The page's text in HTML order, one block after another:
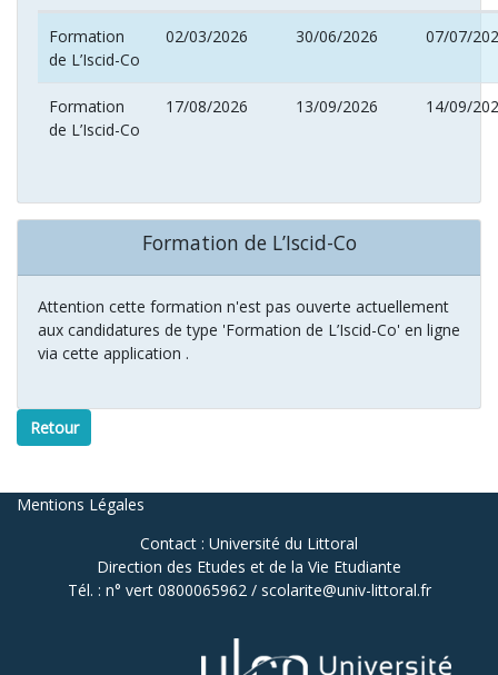
Formation
de L’Iscid-Co
02/03/2026 30/06/2026 07/07/
Formation
de L’Iscid-Co
17/08/2026 13/09/2026 14/09/
Formation de L’Iscid-Co
Attention cette formation n'est pas ouverte actuellement
aux candidatures de type 'Formation de L’Iscid-Co' en ligne
via cette application .
Retour
Mentions Légales
Contact : Université du Littoral
Direction des Etudes et de la Vie Etudiante
Tél. : n° vert 0800065962 / scolarite@univ-littoral.fr